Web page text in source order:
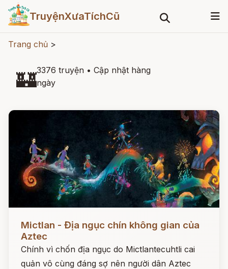
TruyệnXưaTíchCũ
Trang chủ >
🏰3376 truyện • Cập nhật hàng
ngày
Mictlan - Địa ngục chín không gian của
Aztec
Chính vì chốn địa ngục do Mictlantecuhtli cai
quản vô cùng đáng sợ nên người dân Aztec